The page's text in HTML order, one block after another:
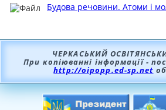
Будова речовини. Атоми і
ЧЕРКАСЬКИЙ
При копіюванні інформації -
http://oipopp.ed-sp.net